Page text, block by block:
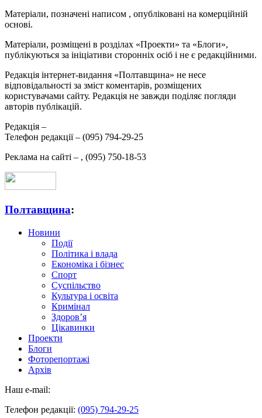
Матеріали, позначені написом , опубліковані на комерційній
основі.
Матеріали, розміщені в розділах «Проекти» та «Блоги»,
публікуються за ініціативи сторонніх осіб і не є редакційними.
Редакція інтернет-видання «Полтавщина» не несе
відповідальності за зміст коментарів, розміщених
користувачами сайту. Редакція не завжди поділяє погляди
авторів публікацій.
Редакція –
Телефон редакції – (095) 794-29-25
Реклама на сайті – , (095) 750-18-53
Полтавщина:
Новини
Події
Політика і влада
Економіка і бізнес
Спорт
Суспільство
Культура і освіта
Кримінал
Здоров’я
Цікавинки
Проекти
Блоги
Фоторепортажі
Архів
Наш e-mail:
Телефон редакції: (095) 794-29-25